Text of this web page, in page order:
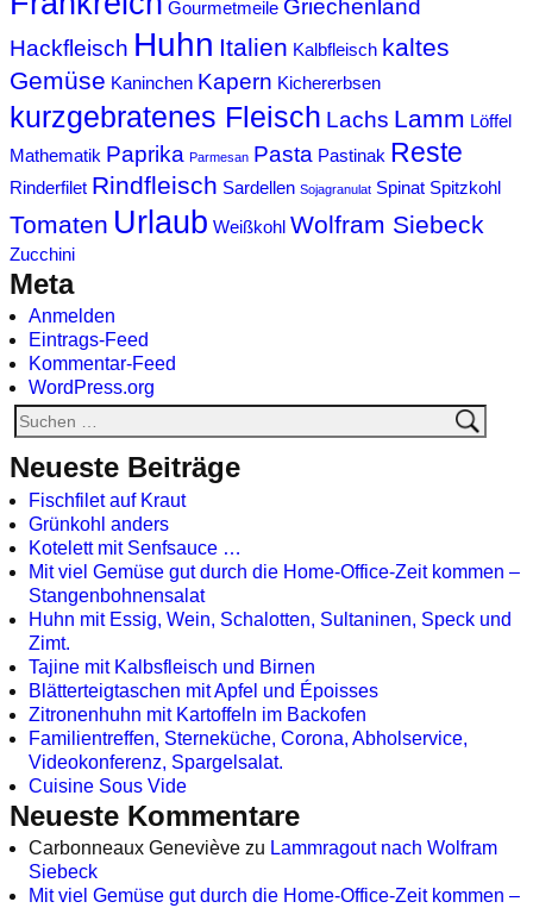
Gourmetmeile Griechenland
Hackfleisch Huhn Italien Kalbfleisch kaltes
Gemüse Kaninchen Kapern Kichererbsen
kurzgebratenes Fleisch Lachs Lamm Löffel
Mathematik Paprika Parmesan Pasta Pastinak Reste
Rinderfilet Rindfleisch Sardellen Sojagranulat Spinat Spitzkohl
Tomaten Urlaub Weißkohl Wolfram Siebeck
Zucchini
Meta
Anmelden
Eintrags-Feed
Kommentar-Feed
WordPress.org
Neueste Beiträge
Fischfilet auf Kraut
Grünkohl anders
Kotelett mit Senfsauce …
Mit viel Gemüse gut durch die Home-Office-Zeit kommen –
Stangenbohnensalat
Huhn mit Essig, Wein, Schalotten, Sultaninen, Speck und
Zimt.
Tajine mit Kalbsfleisch und Birnen
Blätterteigtaschen mit Apfel und Époisses
Zitronenhuhn mit Kartoffeln im Backofen
Familientreffen, Sterneküche, Corona, Abholservice,
Videokonferenz, Spargelsalat.
Cuisine Sous Vide
Neueste Kommentare
Carbonneaux Geneviève zu Lammragout nach Wolfram
Siebeck
Mit viel Gemüse gut durch die Home-Office-Zeit kommen –